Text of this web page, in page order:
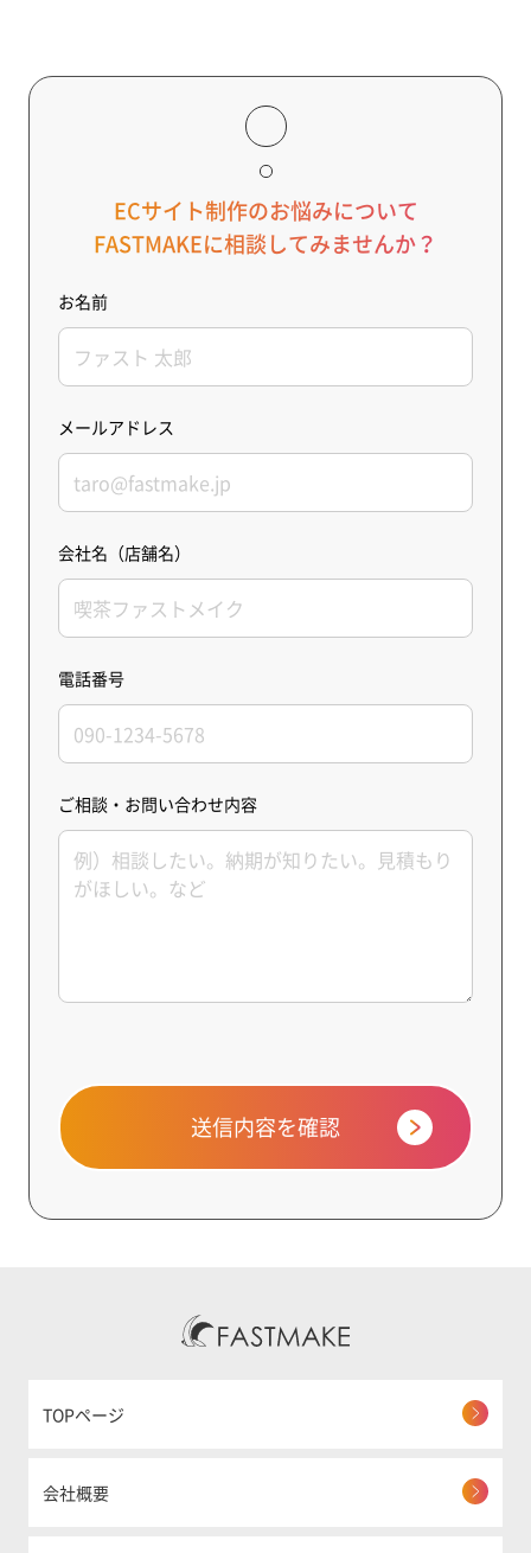
ECサイト制作のお悩みについて
FASTMAKEに相談してみませんか？
お名前
メールアドレス
会社名（店舗名）
電話番号
ご相談・お問い合わせ内容
送信内容を確認
TOPページ
会社概要